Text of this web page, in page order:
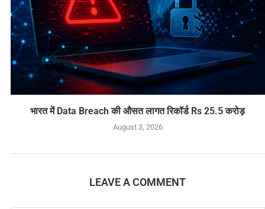
भारत में Data Breach की औसत लागत रिकॉर्ड Rs 25.5 करोड़
August 3, 2026
LEAVE A COMMENT